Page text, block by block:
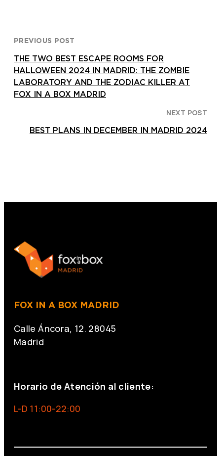
PREVIOUS POST
THE TWO BEST ESCAPE ROOMS FOR
HALLOWEEN 2024 IN MADRID: THE ZOMBIE
LABORATORY AND THE ZODIAC KILLER AT
FOX IN A BOX MADRID
NEXT POST
BEST PLANS IN DECEMBER IN MADRID 2024
FOX IN A BOX MADRID
Calle Áncora, 12. 28045
Madrid
Horario de Atención al cliente:
L-D 11:00-22:00